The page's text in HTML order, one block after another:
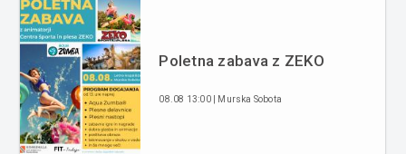
Poletna zabava z ZEKO
08.08 13:00 | Murska Sobota